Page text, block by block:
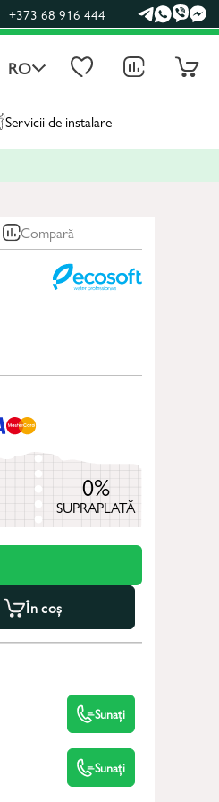
+373 68 916 444
RO
Servicii de instalare
Compară
0%
SUPRAPLATĂ
În coș
Sunați
Sunați